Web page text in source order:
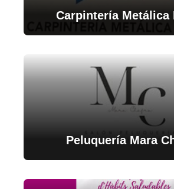
Carpintería Metálica
Peluquería Mara